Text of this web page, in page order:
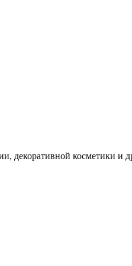
косметики и